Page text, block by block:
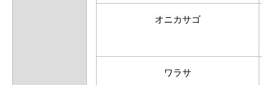
オニカサゴ
ワラサ